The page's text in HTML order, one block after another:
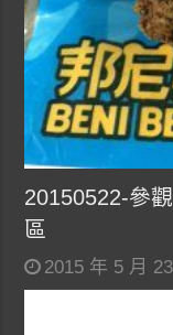
20150522-參
區
2015 年 5 月